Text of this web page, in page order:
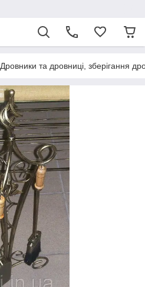
Дровники та дровниці, зберігання